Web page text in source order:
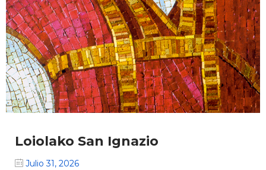
Loiolako San Ignazio
Julio 31, 2026